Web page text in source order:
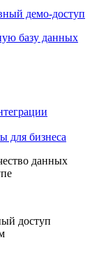
демо-доступ
базу данных
для бизнеса
данных
доступ